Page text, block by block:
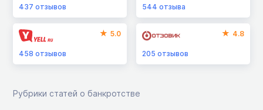
437 отзывов 544отзыва
5.0
458 отзывов
4.8
205отзывов
Рубрики статей о банкротстве